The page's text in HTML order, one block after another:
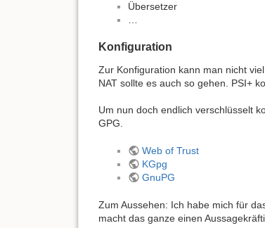
Übersetzer
…
Konfiguration
Zur Konfiguration kann man nicht
NAT sollte es auch so gehen. PSI+
Um nun doch endlich verschlüsselt
GPG.
Web of Trust
KGpg
GnuPG
Zum Aussehen: Ich habe mich für
macht das ganze einen